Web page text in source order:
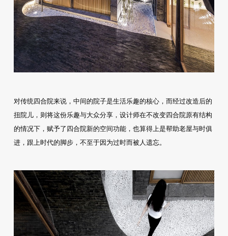
对传统四合院来说，中间的院子是生活乐趣的核心，而经过改造后的
扭院儿，则将这份乐趣与大众分享，设计师在不改变四合院原有结构
的情况下，赋予了四合院新的空间功能，也算得上是帮助老屋与时俱
进，跟上时代的脚步，不至于因为过时而被人遗忘。